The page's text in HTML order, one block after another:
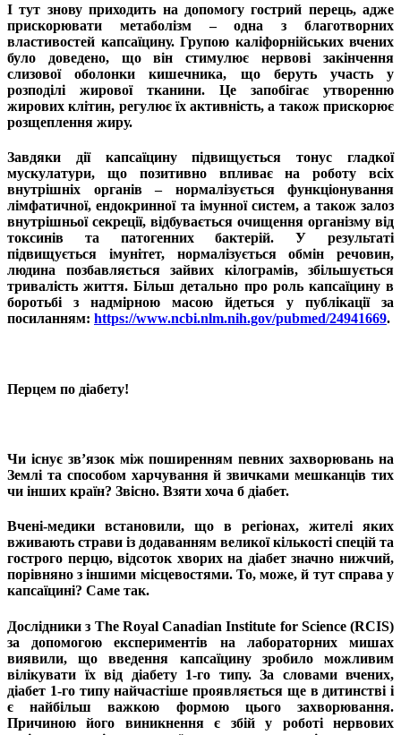
І тут знову приходить на допомогу гострий перець, адже
прискорювати метаболізм – одна з благотворних
властивостей капсаїцину. Групою каліфорнійських вчених
було доведено, що він стимулює нервові закінчення
слизової оболонки кишечника, що беруть участь у
розподілі жирової тканини. Це запобігає утворенню
жирових клітин, регулює їх активність, а також прискорює
розщеплення жиру.
Завдяки дії капсаїцину підвищується тонус гладкої
мускулатури, що позитивно впливає на роботу всіх
внутрішніх органів – нормалізується функціонування
лімфатичної, ендокринної та імунної систем, а також залоз
внутрішньої секреції, відбувається очищення організму від
токсинів та патогенних бактерій. У результаті
підвищується імунітет, нормалізується обмін речовин,
людина позбавляється зайвих кілограмів, збільшується
тривалість життя. Більш детально про роль капсаїцину в
боротьбі з надмірною масою йдеться у публікації за
посиланням: https://www.ncbi.nlm.nih.gov/pubmed/24941669.
Перцем по діабету!
Чи існує зв’язок між поширенням певних захворювань на
Землі та способом харчування й звичками мешканців тих
чи інших країн? Звісно. Взяти хоча б діабет.
Вчені-медики встановили, що в регіонах, жителі яких
вживають страви із додаванням великої кількості спецій та
гострого перцю, відсоток хворих на діабет значно нижчий,
порівняно з іншими місцевостями. То, може, й тут справа у
капсаїцині? Саме так.
Дослідники з The Royal Canadian Institute for Science (RCIS)
за допомогою експериментів на лабораторних мишах
виявили, що введення капсаїцину зробило можливим
вілікувати їх від діабету 1-го типу. За словами вчених,
діабет 1-го типу найчастіше проявляється ще в дитинстві і
є найбільш важкою формою цього захворювання.
Причиною його виникнення є збій у роботі нервових